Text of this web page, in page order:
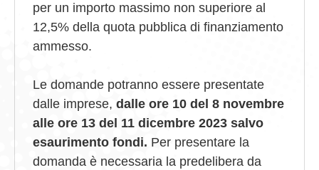
per un importo massimo non superiore al
12,5% della quota pubblica di finanziamento
ammesso.
Le domande potranno essere presentate
dalle imprese, dalle ore 10 del 8 novembre
alle ore 13 del 11 dicembre 2023 salvo
esaurimento fondi. Per presentare la
domanda è necessaria la predelibera da